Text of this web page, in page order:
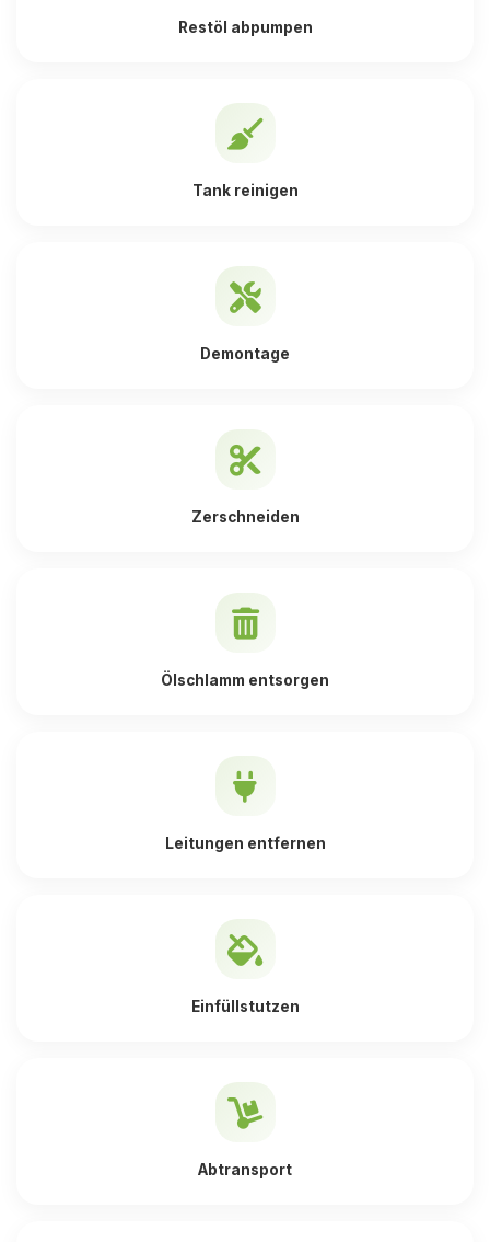
Restöl abpumpen
Tank reinigen
Demontage
Zerschneiden
Ölschlamm entsorgen
Leitungen entfernen
Einfüllstutzen
Abtransport